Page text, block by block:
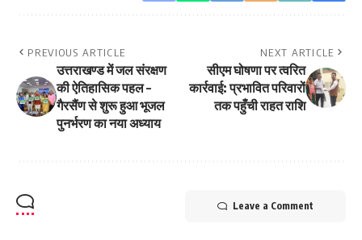
PREVIOUS ARTICLE
उत्तराखण्ड में जल संरक्षण
की ऐतिहासिक पहल –
गैरसैंण से शुरू हुआ भूजल
पुनर्भरण का नया अध्याय
NEXT ARTICLE
सीएम घोषणा पर त्वरित
कार्रवाई: प्रभावित परिवारों
तक पहुँची राहत राशि
Leave a Comment